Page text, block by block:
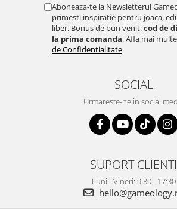
Aboneaza-te la Newsletterul
primesti inspiratie pentru joaca,
liber. Bonus de bun venit:cod de
la prima comanda. Afla mai
de Confidentialitate
SOCIAL
Urmareste-ne in social
SUPORT CLIENTI
Luni - Vineri: 9:30 - 17:30